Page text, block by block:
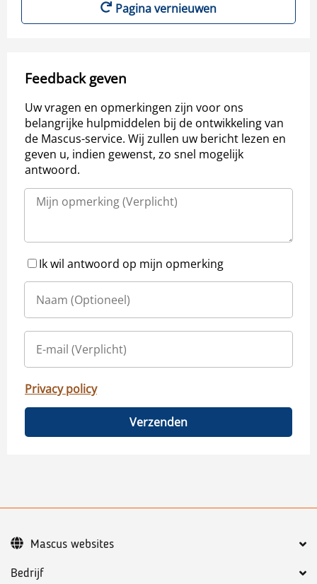
Pagina vernieuwen
Feedback geven
Uw vragen en opmerkingen zijn voor ons
belangrijke hulpmiddelen bij de ontwikkeling van
de Mascus-service. Wij zullen uw bericht lezen en
geven u, indien gewenst, zo snel mogelijk
antwoord.
Ik wil antwoord op mijn opmerking
Privacy policy
Verzenden
Bedrijf
Mascus websites